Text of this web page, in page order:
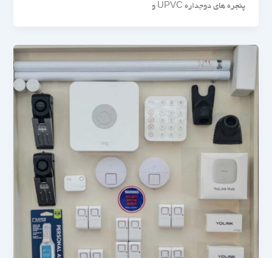
پنجره های دوجداره UPVC و